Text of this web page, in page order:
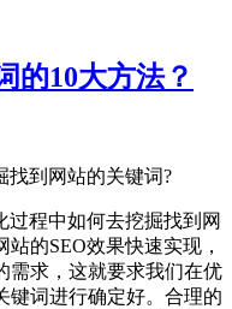
的10大方法？
到网站的关键词?
程中如何去挖掘找到网
的SEO效果快速实现，
需求，这就要求我们在优
键词进行确定好。合理的